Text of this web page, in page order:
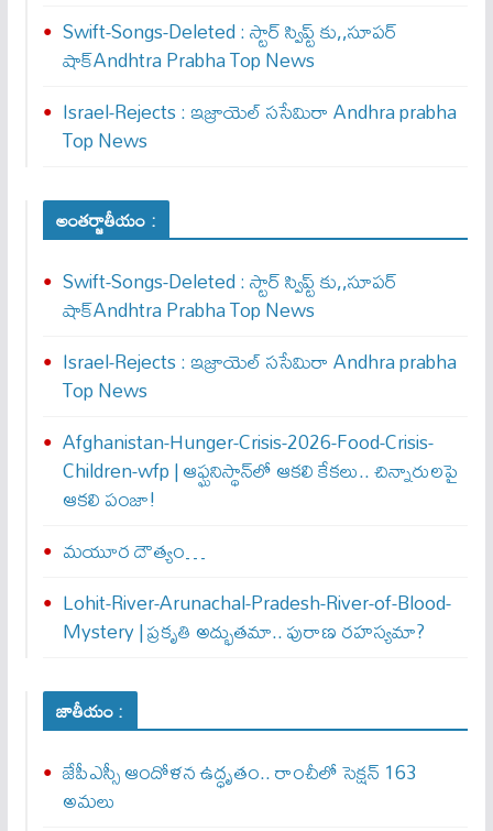
Swift-Songs-Deleted : స్టార్ స్విప్ట్ కు,,సూప‌ర్
షాక్Andhtra Prabha Top News
Israel-Rejects : ఇజ్రాయెల్ స‌సేమిరా Andhra prabha
Top News
అంతర్జాతీయం :
Swift-Songs-Deleted : స్టార్ స్విప్ట్ కు,,సూప‌ర్
షాక్Andhtra Prabha Top News
Israel-Rejects : ఇజ్రాయెల్ స‌సేమిరా Andhra prabha
Top News
Afghanistan-Hunger-Crisis-2026-Food-Crisis-
Children-wfp | ఆఫ్ఘనిస్థాన్‌లో ఆకలి కేకలు.. చిన్నారులపై
ఆకలి పంజా!
మయూర దౌత్యం…
Lohit-River-Arunachal-Pradesh-River-of-Blood-
Mystery | ప్రకృతి అద్భుతమా.. పురాణ రహస్యమా?
జాతీయం :
జేపీఎస్సీ ఆందోళన ఉద్ధృతం.. రాంచీలో సెక్షన్‌ 163
అమలు